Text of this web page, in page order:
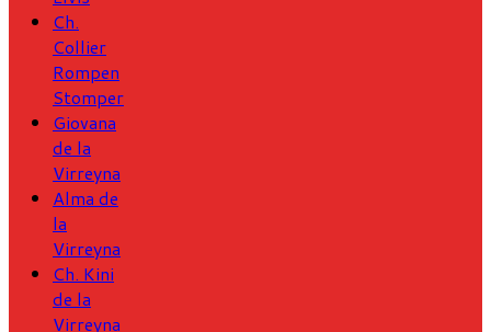
Ch.
Collier
Rompen
Stomper
Giovana
de la
Virreyna
Alma de
la
Virreyna
Ch. Kini
de la
Virreyna